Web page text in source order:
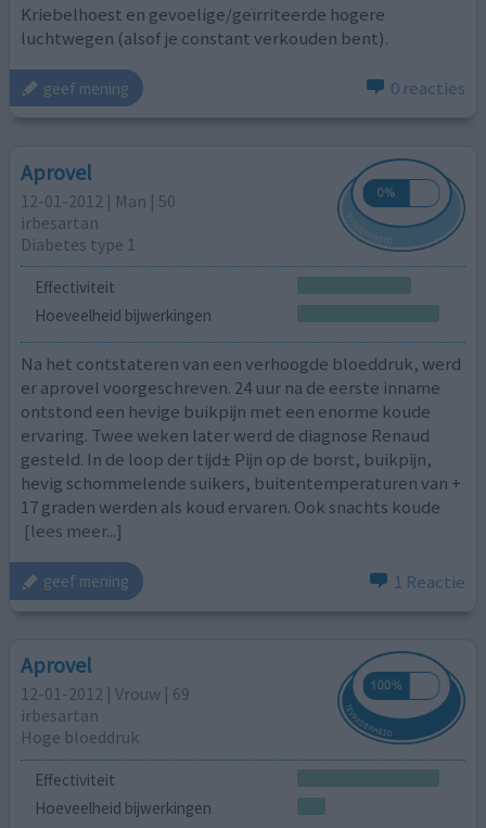
Kriebelhoest en gevoelige/geïrriteerde hogere
luchtwegen (alsof je constant verkouden bent).
geef mening 0 reacties
Aprovel
12-01-2012 | Man | 50
irbesartan
Diabetes type 1
Effectiviteit
Hoeveelheid bijwerkingen
Na het contstateren van een verhoogde bloeddruk, werd
er aprovel voorgeschreven. 24 uur na de eerste inname
ontstond een hevige buikpijn met een enorme koude
ervaring. Twee weken later werd de diagnose Renaud
gesteld. In de loop der tijd± Pijn op de borst, buikpijn,
hevig schommelende suikers, buitentemperaturen van +
17 graden werden als koud ervaren. Ook snachts koude
[lees meer...]
geef mening 1 Reactie
Aprovel
12-01-2012 | Vrouw | 69
irbesartan
Hoge bloeddruk
Effectiviteit
Hoeveelheid bijwerkingen